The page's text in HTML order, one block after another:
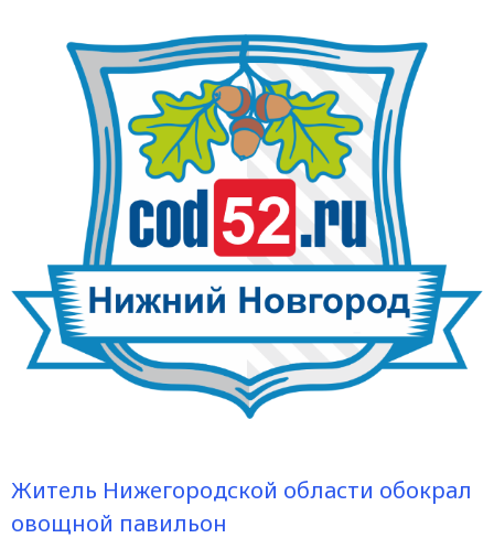
Житель Нижегородской области обокрал
овощной павильон